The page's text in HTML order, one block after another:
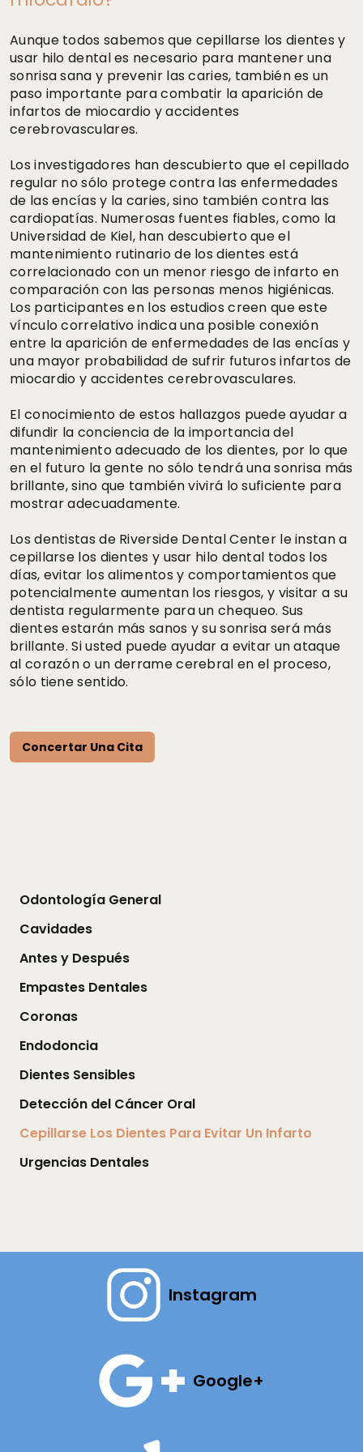
Odontología General
Cavidades
Antes y Después
Empastes Dentales
Coronas
Endodoncia
Dientes Sensibles
Detección del Cáncer Oral
Cepillarse Los Dientes Para Evitar Un Infarto
Urgencias Dentales
Aunque todos sabemos que cepillarse los dientes y
usar hilo dental es necesario para mantener una
sonrisa sana y prevenir las caries, también es un
paso importante para combatir la aparición de
infartos de miocardio y accidentes
cerebrovasculares.
Los investigadores han descubierto que el cepillado
regular no sólo protege contra las enfermedades
de las encías y la caries, sino también contra las
cardiopatías. Numerosas fuentes fiables, como la
Universidad de Kiel, han descubierto que el
mantenimiento rutinario de los dientes está
correlacionado con un menor riesgo de infarto en
comparación con las personas menos higiénicas.
Los participantes en los estudios creen que este
vínculo correlativo indica una posible conexión
entre la aparición de enfermedades de las encías y
una mayor probabilidad de sufrir futuros infartos de
miocardio y accidentes cerebrovasculares.
El conocimiento de estos hallazgos puede ayudar a
difundir la conciencia de la importancia del
mantenimiento adecuado de los dientes, por lo que
en el futuro la gente no sólo tendrá una sonrisa más
brillante, sino que también vivirá lo suficiente para
mostrar adecuadamente.
Los dentistas de Riverside Dental Center le instan a
cepillarse los dientes y usar hilo dental todos los
días, evitar los alimentos y comportamientos que
potencialmente aumentan los riesgos, y visitar a su
dentista regularmente para un chequeo. Sus
dientes estarán más sanos y su sonrisa será más
brillante. Si usted puede ayudar a evitar un ataque
al corazón o un derrame cerebral en el proceso,
sólo tiene sentido.
Concertar Una Cita
Instagram
Google+